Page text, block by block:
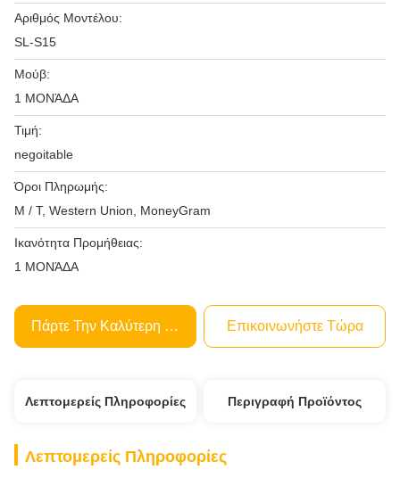
Αριθμός Μοντέλου:
SL-S15
Μούβ:
1 ΜΟΝΆΔΑ
Τιμή:
negoitable
Όροι Πληρωμής:
Μ / Τ, Western Union, MoneyGram
Ικανότητα Προμήθειας:
1 ΜΟΝΆΔΑ
Πάρτε Την Καλύτερη Τιμή Επικοινωνήστε Τώρα
Λεπτομερείς Πληροφορίες Περιγραφή Προϊόντος
Λεπτομερείς Πληροφορίες